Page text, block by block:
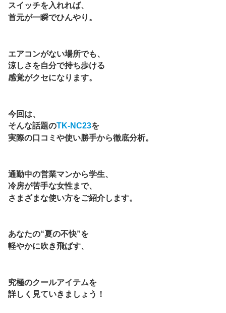
スイッチを入れれば、
首元が一瞬でひんやり。
エアコンがない場所でも、
涼しさを自分で持ち歩ける
感覚がクセになります。
今回は、
そんな話題のTK-NC23を
実際の口コミや使い勝手から徹底分析。
通勤中の営業マンから学生、
冷房が苦手な女性まで、
さまざまな使い方をご紹介します。
あなたの“夏の不快”を
軽やかに吹き飛ばす、
究極のクールアイテムを
詳しく見ていきましょう！